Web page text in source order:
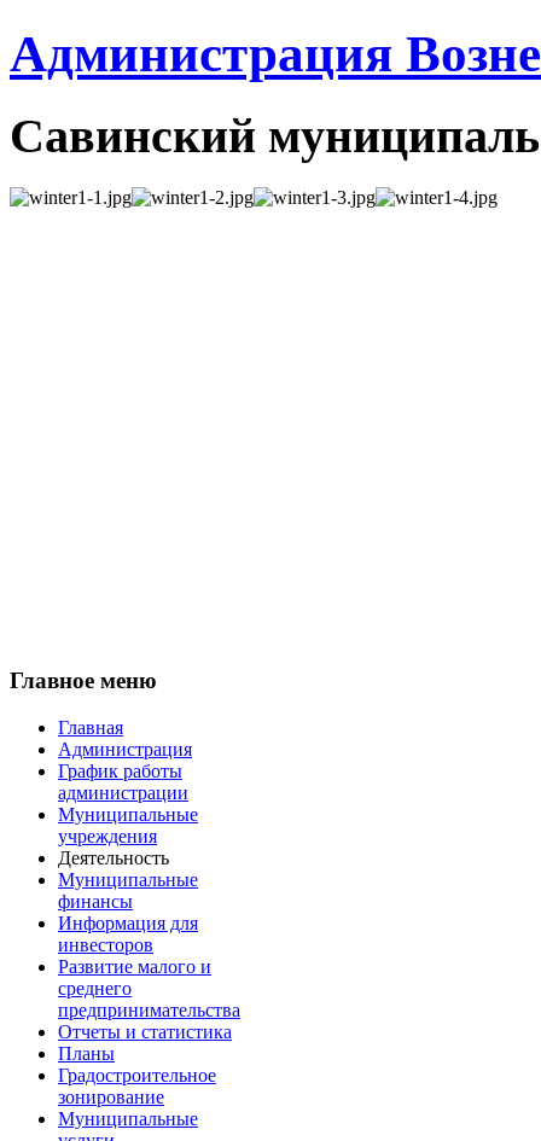
Администрация
Савинский
Главное меню
Главная
Администрация
График работы
администрации
Муниципальные
учреждения
Деятельность
Муниципальные
финансы
Информация для
инвесторов
Развитие малого и
среднего
предпринимательства
Отчеты и статистика
Планы
Градостроительное
зонирование
Муниципальные